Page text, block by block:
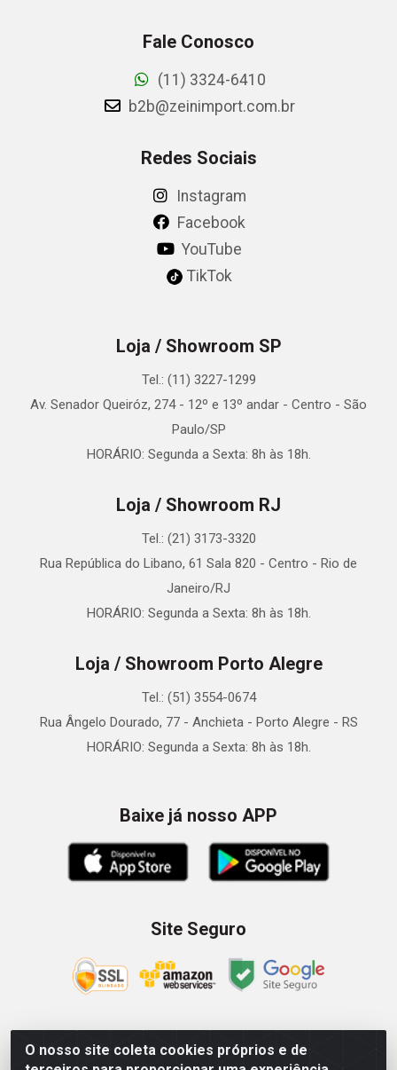
O nosso site coleta cookies próprios e de
Fale Conosco
(11) 3324-6410
b2b@zeinimport.com.br
Redes Sociais
Instagram
Facebook
YouTube
TikTok
Loja / Showroom SP
Tel.: (11) 3227-1299
Av. Senador Queiróz, 274 - 12º e 13º andar - Centro - São
Paulo/SP
HORÁRIO: Segunda a Sexta: 8h às 18h.
Loja / Showroom RJ
Tel.: (21) 3173-3320
Rua República do Libano, 61 Sala 820 - Centro - Rio de
Janeiro/RJ
HORÁRIO: Segunda a Sexta: 8h às 18h.
Loja / Showroom Porto Alegre
Tel.: (51) 3554-0674
Rua Ângelo Dourado, 77 - Anchieta - Porto Alegre - RS
HORÁRIO: Segunda a Sexta: 8h às 18h.
Baixe já nosso APP
Site Seguro
Zein Importação e Comércio LTDA - Av. Senador Queiróz, 274